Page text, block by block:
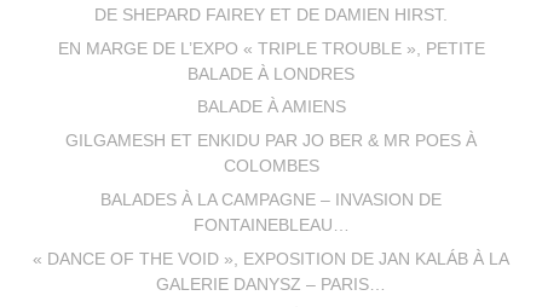
DE SHEPARD FAIREY ET DE DAMIEN HIRST.
EN MARGE DE L’EXPO « TRIPLE TROUBLE », PETITE
BALADE À LONDRES
BALADE À AMIENS
GILGAMESH ET ENKIDU PAR JO BER & MR POES À
COLOMBES
BALADES À LA CAMPAGNE – INVASION DE
FONTAINEBLEAU…
« DANCE OF THE VOID », EXPOSITION DE JAN KALÁB À LA
GALERIE DANYSZ – PARIS…